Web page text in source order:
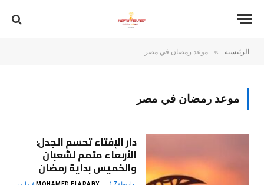
الرئيسية » موعد رمضان في مصر
موعد رمضان في مصر
دار الإفتاء تحسم الجدل:
الأربعاء متمم لشعبان
والخميس بداية رمضان